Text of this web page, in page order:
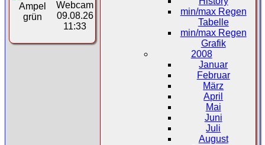
Webcam
09.08.26
11:33
min/max Regen
Tabelle
min/max Regen
Grafik
2008
Januar
Februar
März
April
Mai
Juni
Juli
August